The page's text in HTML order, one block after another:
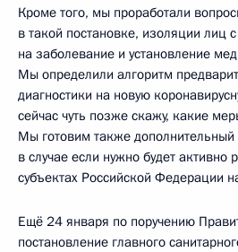
Кроме того, мы проработали
в такой постановке, изоляции лиц
на заболевание и установление
Мы определили алгоритм
диагностики на новую
сейчас чуть позже скажу, какие
Мы готовим также
в случае если нужно будет активно
субъектах Российской Федерации
Ещё 24 января по поручению
постановление главного